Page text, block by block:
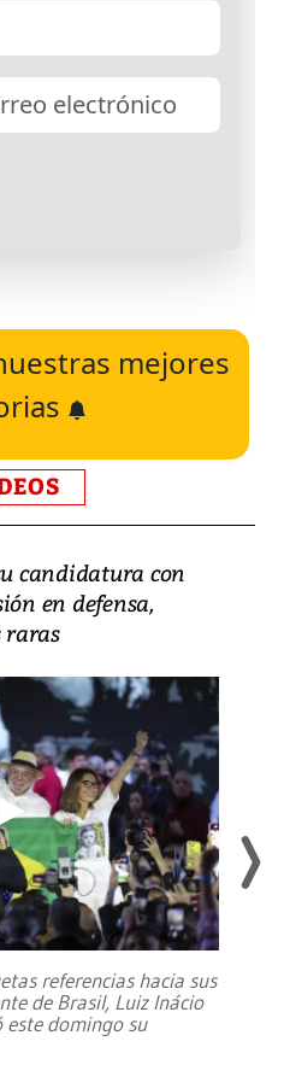
mejores
candidatura con
en defensa,
raras
referencias hacia sus
de Brasil, Luiz Inácio
este domingo su